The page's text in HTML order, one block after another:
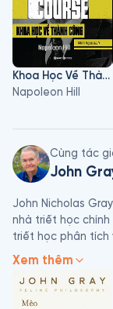
Khoa Học Về Thành Công
Napoleon Hill
Cùng tác
John
John Nicholas
nhà triết học
triết học phân tích
vào năm 2008 với
thường xuyên
Literary
Xem thêm